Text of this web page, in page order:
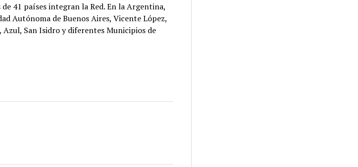
41 países integran la Red. En la Argentina,
Autónoma de Buenos Aires, Vicente López,
Azul, San Isidro y diferentes Municipios de